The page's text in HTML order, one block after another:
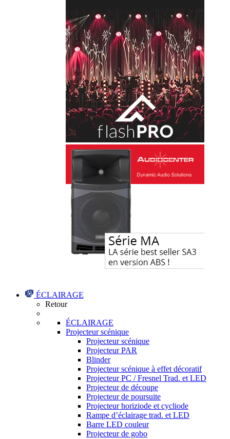
ÉCLAIRAGE
Retour
ÉCLAIRAGE
Projecteur scénique
Projecteur scénique
Projecteur PAR
Blinder
Projecteur scénique à effet décoratif
Projecteur PC / Fresnel Trad. et LED
Projecteur de découpe
Projecteur de poursuite
Projecteur horiziode et cycliode
Rampe d’éclairage trad. et LED
Barre LED couleur
Projecteur de gobo